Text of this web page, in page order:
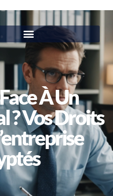
À Un
? Vos Droits